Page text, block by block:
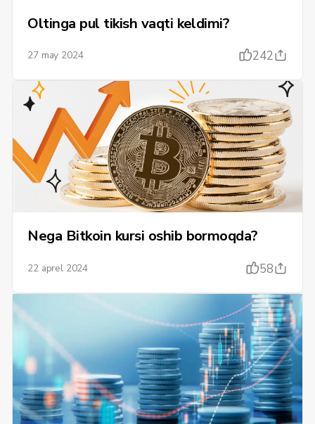
Oltinga pul tikish vaqti keldimi?
27 may 2024 242
Nega Bitkoin kursi oshib bormoqda?
22 aprel 2024 58